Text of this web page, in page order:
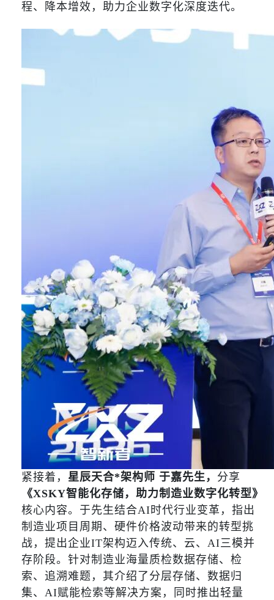
程、降本增效，助力企业数字化深度迭代。
紧接着， 星辰天合*架构师 于嘉先生， 分享
《XSKY智能化存储，助力制造业数字化转型》
核心内容。于先生结合AI时代行业变革，指出
制造业项目周期、硬件价格波动带来的转型挑
战，提出企业IT架构迈入传统、云、AI三模并
存阶段。针对制造业海量质检数据存储、检
索、追溯难题，其介绍了分层存储、数据归
集、AI赋能检索等解决方案，同时推出轻量